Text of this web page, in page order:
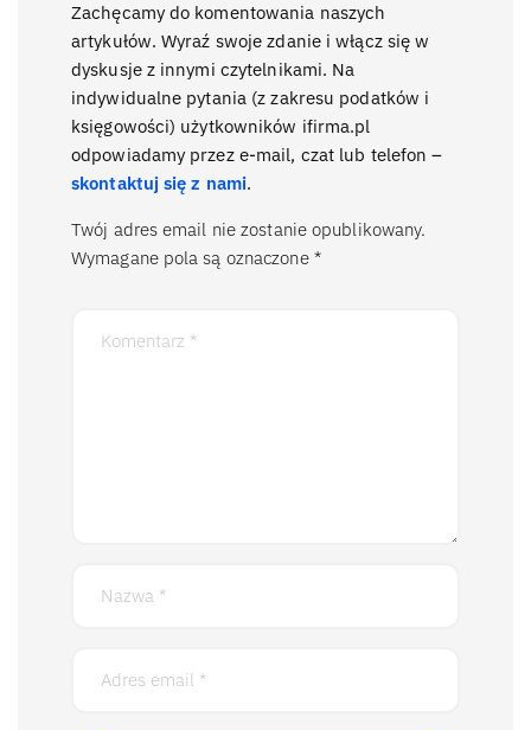
Zachęcamy do komentowania naszych
artykułów. Wyraź swoje zdanie i włącz się w
dyskusje z innymi czytelnikami. Na
indywidualne pytania (z zakresu podatków i
księgowości) użytkowników ifirma.pl
odpowiadamy przez e-mail, czat lub telefon –
skontaktuj się z nami.
Twój adres email nie zostanie opublikowany.
Wymagane pola są oznaczone *